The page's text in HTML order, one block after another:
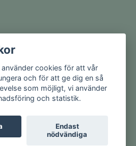
cookies för att vår
och för att ge dig en så
som möjligt, vi använder
och statistik.
Endast
nödvändiga